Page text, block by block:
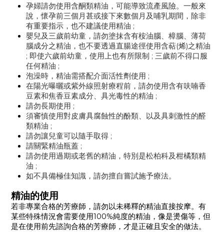
孕婦請勿使用含酮類精油，可能導致流產風險。一般來
說，懷孕前三個月甚或接下來數個月及哺乳期間，除非
有重要指示，也不建議使用精油 ;
嬰兒及三歲前幼童，請勿塗抹含有桉油腦、樟腦、薄荷
腦成分之精油，也不要透過直腸途徑使用含萜(烯)之精油
; 即使六歲前幼童，使用上也有所限制 ; 三歲前不得口服
任何精油 ;
泡澡時，精油需搭配介面活性劑使用 ;
在陽光曝曬或紫外線照射療程前，請勿使用含有呋喃香
豆素和焦香豆素成分、具光毒性的精油 ;
請勿長期使用 ;
須審慎使用對皮膚具腐蝕性的酚類、以及具刺激性的醛
類精油 ;
請勿讓兒童可以隨手取得 ;
請關緊精油瓶蓋 ;
請勿使用過期或老舊的精油，特別是松柏科及柑橘類精
油 ;
如不具備極佳知識，請勿擅自嘗試施予療法。
精油的使用
若非專業合格的芳療師，請勿以未稀釋的精油直接按摩。有
某些特殊情況會需要使用100%純度的精油，像是燙傷等，但
是在使用前先諮詢合格的芳療師，才是正確且安全的做法。